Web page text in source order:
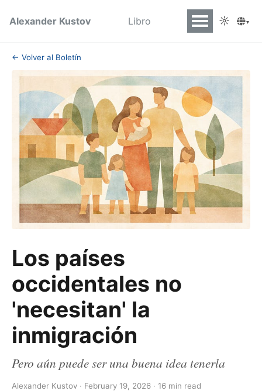
Alexander Kustov Libro ☼ ▾
← Volver al Boletín
Los países
occidentales no
'necesitan' la
inmigración
Pero aún puede ser una buena idea tenerla
Alexander Kustov · February 19, 2026 · 16 min read